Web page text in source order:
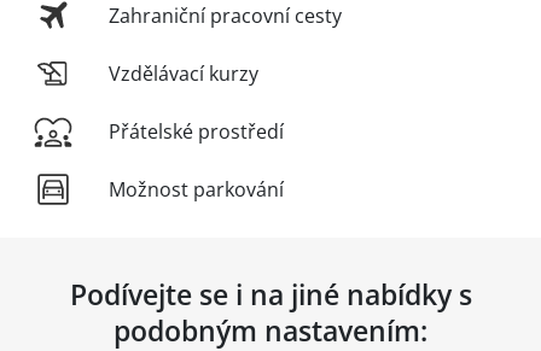
Zahraniční pracovní cesty
Vzdělávací kurzy
Přátelské prostředí
Možnost parkování
Podívejte se i na jiné nabídky s
podobným nastavením: